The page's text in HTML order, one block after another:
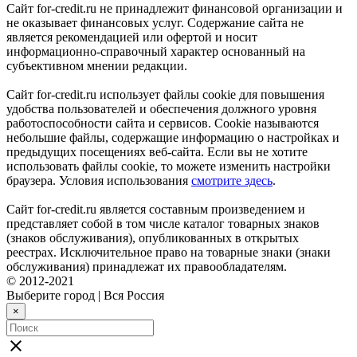
Сайт for-credit.ru не принадлежит финансовой организации и
не оказывает финансовых услуг. Содержание сайта не
является рекомендацией или офертой и носит
информационно-справочный характер основанный на
субъективном мнении редакции.
Сайт for-credit.ru использует файлы cookie для повышения
удобства пользователей и обеспечения должного уровня
работоспособности сайта и сервисов. Cookie называются
небольшие файлы, содержащие информацию о настройках и
предыдущих посещениях веб-сайта. Если вы не хотите
использовать файлы cookie, то можете изменить настройки
браузера. Условия использования смотрите здесь.
Сайт for-credit.ru является составным произведением и
представляет собой в том числе каталог товарных знаков
(знаков обслуживания), опубликованных в открытых
реестрах. Исключительное право на товарные знаки (знаки
обслуживания) принадлежат их правообладателям.
© 2012-2021
Выберите город | Вся Россия
×
close